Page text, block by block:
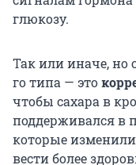
глюкозу.
Так или иначе, но
го типа — это
чтобы сахара в
поддерживался в
которые
вести более